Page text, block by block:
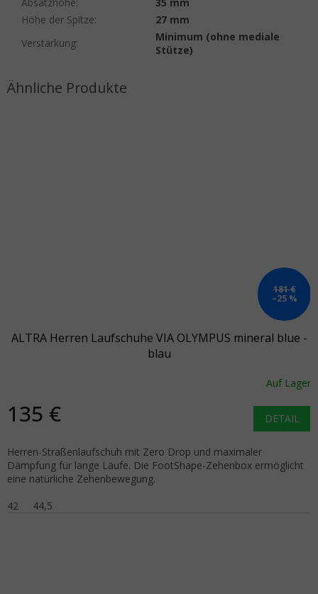
Höhe der Spitze:
27 mm
Verstärkung:
Minimum (ohne mediale
Stütze)
181 €
–25 %
ALTRA Herren Laufschuhe VIA OLYMPUS mineral blue -
blau
Auf Lager
135 € DETAIL
Herren-Straßenlaufschuh mit Zero Drop und maximaler
Dämpfung für lange Läufe. Die FootShape-Zehenbox ermöglicht
eine natürliche Zehenbewegung.
42
44,5